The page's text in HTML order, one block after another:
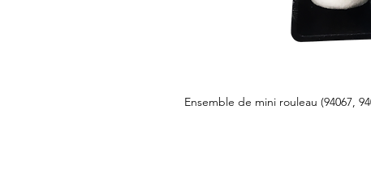
Ensemble de mini rouleau (94067,